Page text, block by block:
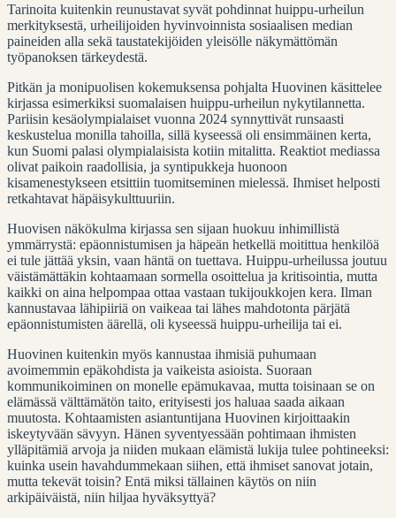
Tarinoita kuitenkin reunustavat syvät pohdinnat huippu-urheilun
merkityksestä, urheilijoiden hyvinvoinnista sosiaalisen median
paineiden alla sekä taustatekijöiden yleisölle näkymättömän
työpanoksen tärkeydestä.
Pitkän ja monipuolisen kokemuksensa pohjalta Huovinen käsittelee
kirjassa esimerkiksi suomalaisen huippu-urheilun nykytilannetta.
Pariisin kesäolympialaiset vuonna 2024 synnyttivät runsaasti
keskustelua monilla tahoilla, sillä kyseessä oli ensimmäinen kerta,
kun Suomi palasi olympialaisista kotiin mitalitta. Reaktiot mediassa
olivat paikoin raadollisia, ja syntipukkeja huonoon
kisamenestykseen etsittiin tuomitseminen mielessä. Ihmiset helposti
retkahtavat häpäisykulttuuriin.
Huovisen näkökulma kirjassa sen sijaan huokuu inhimillistä
ymmärrystä: epäonnistumisen ja häpeän hetkellä moitittua henkilöä
ei tule jättää yksin, vaan häntä on tuettava. Huippu-urheilussa joutuu
väistämättäkin kohtaamaan sormella osoittelua ja kritisointia, mutta
kaikki on aina helpompaa ottaa vastaan tukijoukkojen kera. Ilman
kannustavaa lähipiiriä on vaikeaa tai lähes mahdotonta pärjätä
epäonnistumisten äärellä, oli kyseessä huippu-urheilija tai ei.
Huovinen kuitenkin myös kannustaa ihmisiä puhumaan
avoimemmin epäkohdista ja vaikeista asioista. Suoraan
kommunikoiminen on monelle epämukavaa, mutta toisinaan se on
elämässä välttämätön taito, erityisesti jos haluaa saada aikaan
muutosta. Kohtaamisten asiantuntijana Huovinen kirjoittaakin
iskeytyvään sävyyn. Hänen syventyessään pohtimaan ihmisten
ylläpitämiä arvoja ja niiden mukaan elämistä lukija tulee pohtineeksi:
kuinka usein havahdummekaan siihen, että ihmiset sanovat jotain,
mutta tekevät toisin? Entä miksi tällainen käytös on niin
arkipäiväistä, niin hiljaa hyväksyttyä?